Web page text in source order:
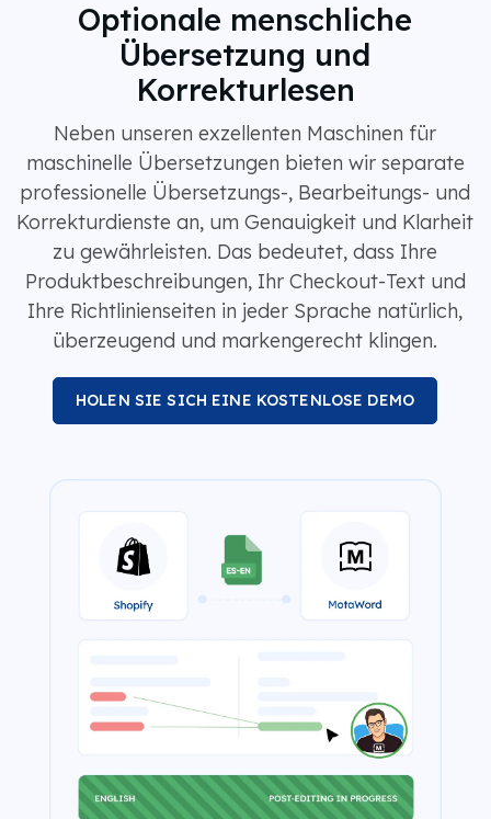
Optionale menschliche
Übersetzung und
Korrekturlesen
Neben unseren exzellenten Maschinen für
maschinelle Übersetzungen bieten wir separate
professionelle Übersetzungs-, Bearbeitungs- und
Korrekturdienste an, um Genauigkeit und Klarheit
zu gewährleisten. Das bedeutet, dass Ihre
Produktbeschreibungen, Ihr Checkout-Text und
Ihre Richtlinienseiten in jeder Sprache natürlich,
überzeugend und markengerecht klingen.
HOLEN SIE SICH EINE KOSTENLOSE DEMO